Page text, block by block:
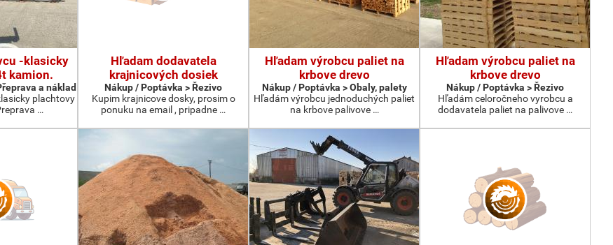
-klasicky
kamion.
a náklad
plachtovy
…
Hľadam dodavatela
krajnicových dosiek
Nákup / Poptávka > Řezivo
Kupim krajnicove dosky, prosim o
ponuku na email , pripadne …
Hľadam výrobcu paliet na
krbove drevo
Nákup / Poptávka > Obaly, palety
Hľadám výrobcu jednoduchých paliet
na krbove palivove …
Hľadam výrobcu paliet na
krbove drevo
Nákup / Poptávka > Řezivo
Hľadám celoročneho vyrobcu a
dodavatela paliet na palivove …